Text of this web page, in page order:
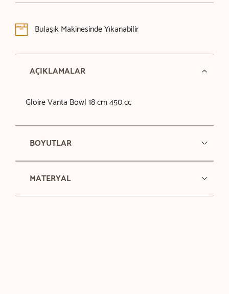
Bulaşık Makinesinde Yıkanabilir
AÇIKLAMALAR
Gloire Vanta Bowl 18 cm 450 cc
BOYUTLAR
MATERYAL